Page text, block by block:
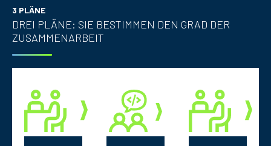
3 PLÄNE
DREI PLÄNE: SIE BESTIMMEN DEN GRAD DER
ZUSAMMENARBEIT